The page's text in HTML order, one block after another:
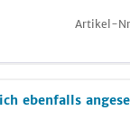
Artikel-
ebenfalls